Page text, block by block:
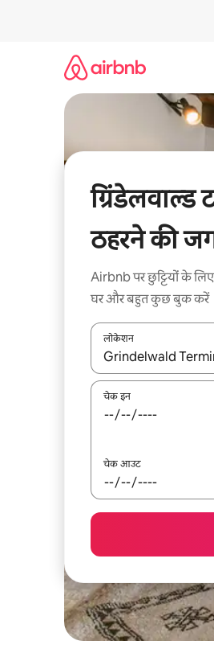
ग्रिंडेलवाल्ड
ठहरने की
Airbnb पर छुट्टियों के
घर और बहुत कुछ बुक करें
लोकेशन
नतीजों के उपलब्ध होने
चेक इन
चेक आउट